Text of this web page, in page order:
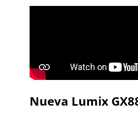
Nueva Lumix